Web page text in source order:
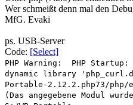
Wer schmeißt denn mal den
MfG. Evaki
ps. USB-Server
Code: [Select]
PHP Warning: PHP
dynamic library
Portable-2.12.2.php73/
(Das angegebene Modul